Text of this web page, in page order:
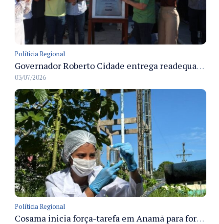
Políticia Regional
Governador Roberto Cidade entrega readequação do ambulatório da FCecon e amplia capacidade de atendimento oncológico em Manaus
03/07/2026
Políticia Regional
Cosama inicia força-tarefa em Anamã para fortalecer abastecimento de água e segurança hídrica da população